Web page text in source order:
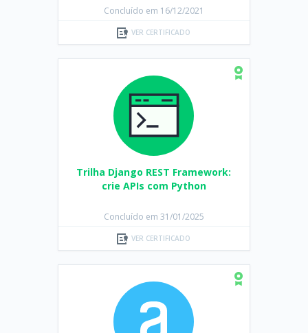
Concluído em 16/12/2021
VER CERTIFICADO
Trilha Django REST Framework:
crie APIs com Python
Concluído em 31/01/2025
VER CERTIFICADO